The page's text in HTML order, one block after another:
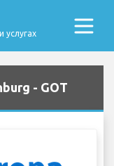
- GOT